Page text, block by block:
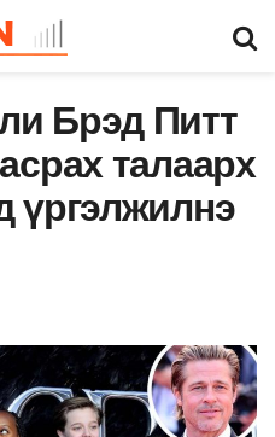
Брэд Питт
талаарх
үргэлжилнэ